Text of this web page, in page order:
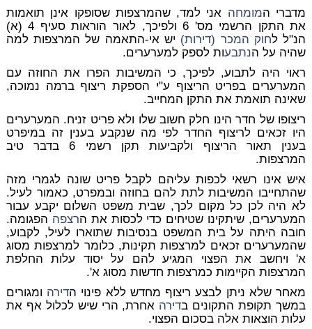
מדברי המומחה אני למד, שהמרצפות שסופקו אינן תואמות
את התקן הרשמי מס' 6 ולפיכך, לאור הוראות סעיף 4 (א)
הנ"ל לחוק המכר (דירות) יש אי-התאמה של המרצפות למה
שהיה על הנתבעות לספק למערערים.
ראוי היה לתבוע, לפיכך, כי המשיבות הפרו את החוזה עם
המערערים בפריט הריצוף ע"י הספקת ריצוף ברמה נמוכה,
שאינה תואמת את התקן המחייב.
ריצופו של חדר הינו חלק חשוב שלו ולא פריט זניח. המערערים
היו זכאים לריצוף החדר לפי מה שנקבע בענין זה במיפרט
בענין תאור הריצוף ולקביעות תקן רשמי 6 בדבר טיב
המרצפות.
איש אינו רשאי לכפות עליהם לקבל פריט שונה לגמרי מזה
שהתחייבו המשיבות לתת להם בחוזה ובמפרט, כאמור לעיל.
לא היה לכן כל מקום לכך, שבית משפט השלום יקבע עבור
המערערים, שיתקינו שטיחים כדי לכסות את הרצפה הפגומה.
חובה היתה על בית המשפט בנסיבות שתוארו לעיל, לקבוע,
שהמערערים זכאים למרצפות תקינות, כלומר למרצפות מסוג
א' ויחשב את הפצוי המגיע להם על יסוד עלות החלפת
המרצפות הקיימות כמרצפות חדשות מסוג א'.
מאחר שלא ניתן לבצע ריצוף מחדש ללא פינוי הדירה ומגורים
במשך תקופת התקונים בדירה אחרת, הרי שיש לכלול אף את
עלות הוצאות אלה בסכום הפצוי.